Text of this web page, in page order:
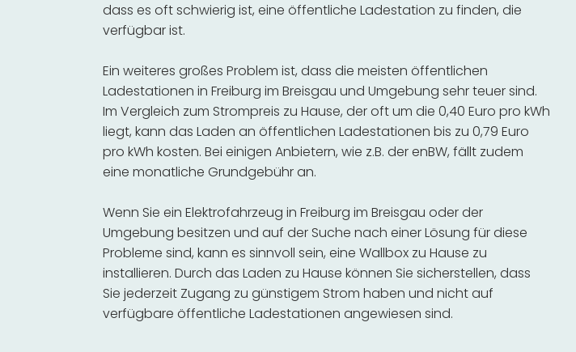
dass es oft schwierig ist, eine öffentliche Ladestation zu finden, die
verfügbar ist.
Ein weiteres großes Problem ist, dass die meisten öffentlichen
Ladestationen in Freiburg im Breisgau und Umgebung sehr teuer sind.
Im Vergleich zum Strompreis zu Hause, der oft um die 0,40 Euro pro kWh
liegt, kann das Laden an öffentlichen Ladestationen bis zu 0,79 Euro
pro kWh kosten. Bei einigen Anbietern, wie z.B. der enBW, fällt zudem
eine monatliche Grundgebühr an.
Wenn Sie ein Elektrofahrzeug in Freiburg im Breisgau oder der
Umgebung besitzen und auf der Suche nach einer Lösung für diese
Probleme sind, kann es sinnvoll sein, eine Wallbox zu Hause zu
installieren. Durch das Laden zu Hause können Sie sicherstellen, dass
Sie jederzeit Zugang zu günstigem Strom haben und nicht auf
verfügbare öffentliche Ladestationen angewiesen sind.